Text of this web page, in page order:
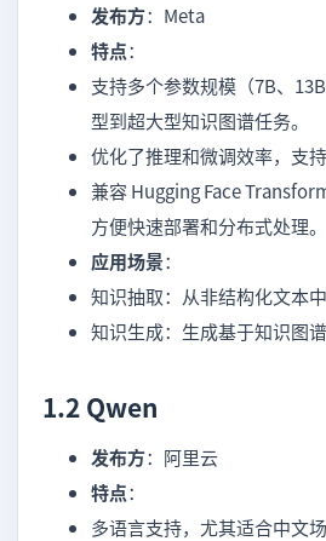
发布方：Meta
特点：
支持多个参数规模（7B、
型到超大型知识图谱任务。
优化了推理和微调效率，支持
兼容 Hugging Face
方便快速部署和分布式处理。
应用场景：
知识抽取：从非结构化文本
知识生成：生成基于知识图
1.2 Qwen
发布方：阿里云
特点：
多语言支持，尤其适合中文场